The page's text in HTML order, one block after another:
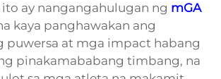
ay nangangahulugan ng mGA
kaya panghawakan ang
puwersa at mga impact habang
pinakamababang timbang, na